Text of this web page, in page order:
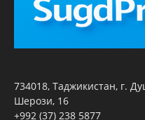
734018, Таджикистан, г.
Шерози, 16
+992 (37) 238 5877